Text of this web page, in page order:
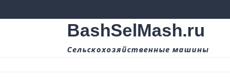
к
BashSelMash.ru
Сельскохозяйственные машины